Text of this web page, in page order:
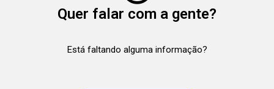
Quer falar com a gente?
Está faltando alguma informação?